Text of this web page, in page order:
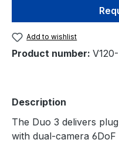
Add to wishlist
Product number:
Description
The Duo 3 delivers
with dual-camera